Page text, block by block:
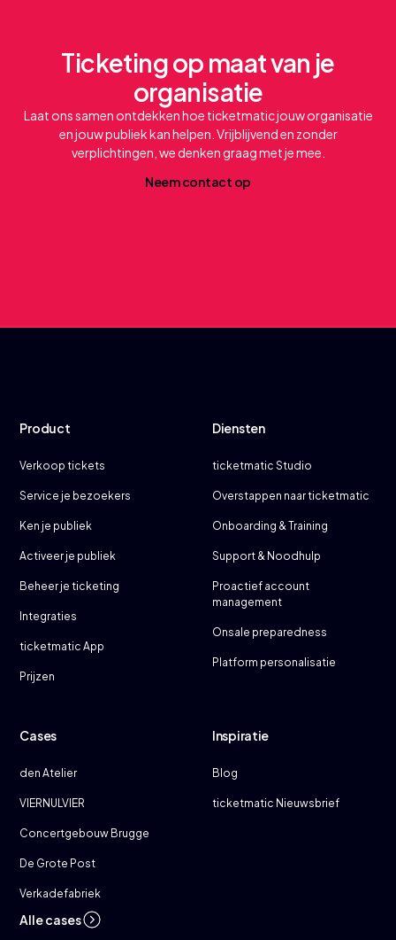
Ticketing op maat van je
organisatie
Laat ons samen ontdekken hoe ticketmatic jouw organisatie
en jouw publiek kan helpen. Vrijblijvend en zonder
verplichtingen, we denken graag met je mee.
Neemcontact op
Product
Verkoop tickets
Service je bezoekers
Ken je publiek
Activeer je publiek
Beheer je ticketing
Integraties
ticketmatic App
Prijzen
Diensten
ticketmatic Studio
Overstappen naar ticketmatic
Onboarding & Training
Support & Noodhulp
Proactief account
management
Onsale preparedness
Platform personalisatie
Cases
den Atelier
VIERNULVIER
Concertgebouw Brugge
De Grote Post
Verkadefabriek
Alle cases
Inspiratie
Blog
ticketmatic Nieuwsbrief